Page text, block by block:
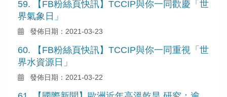
59. 【FB粉絲頁快訊】TCCIP與你一同歡慶「世
界氣象日」
發佈日期：2021-03-23
60. 【FB粉絲頁快訊】TCCIP與你一同重視「世
界水資源日」
發佈日期：2021-03-22